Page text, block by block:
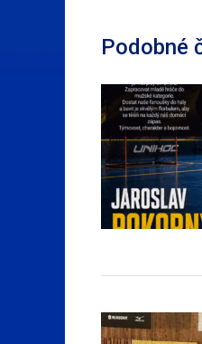
Podobné